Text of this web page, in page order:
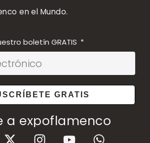
en el Mundo.
boletín GRATIS
GRATIS
a expoflamenco